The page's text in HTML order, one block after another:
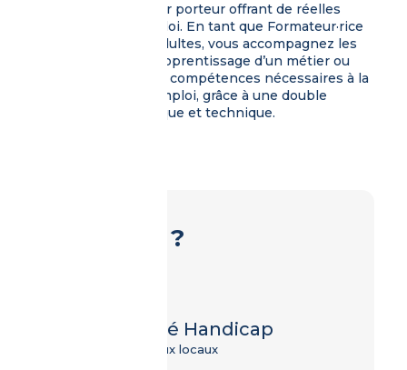
Choisissez un métier porteur offrant de réelles
opportunités d’emploi. En tant que Formateur·rice
professionnel·le d’adultes, vous accompagnez les
apprenants dans l’apprentissage d’un métier ou
dans l’acquisition de compétences nécessaires à la
qualification et à l’emploi, grâce à une double
expertise pédagogique et technique.
Pour qui ?
Accessibilité Handicap
Accès PMR aux locaux